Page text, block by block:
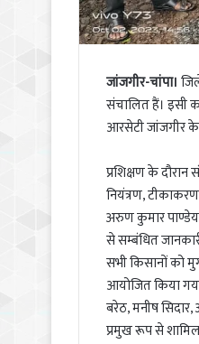
जांजगीर-चांपा।
संचालित हैं। इसी
आरसेटी जांजगीर के
प्रशिक्षण के दौरान
नियंत्रण,
अरुण कुमार पाण्डेय
से सम्बंधित
सभी किसानों को
आयोजित किया
बरेठ, मनीष
प्रमुख रूप से